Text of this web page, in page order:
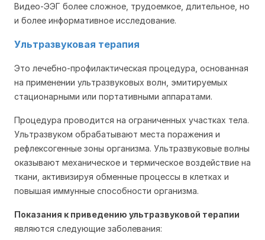
Видео-ЭЭГ более сложное, трудоемкое, длительное, но
и более информативное исследование.
Ультразвуковая терапия
Это лечебно-профилактическая процедура, основанная
на применении ультразвуковых волн, эмитируемых
стационарными или портативными аппаратами.
Процедура проводится на ограниченных участках тела.
Ультразвуком обрабатывают места поражения и
рефлексогенные зоны организма. Ультразвуковые волны
оказывают механическое и термическое воздействие на
ткани, активизируя обменные процессы в клетках и
повышая иммунные способности организма.
Показания к приведению ультразвуковой терапии
являются следующие заболевания: